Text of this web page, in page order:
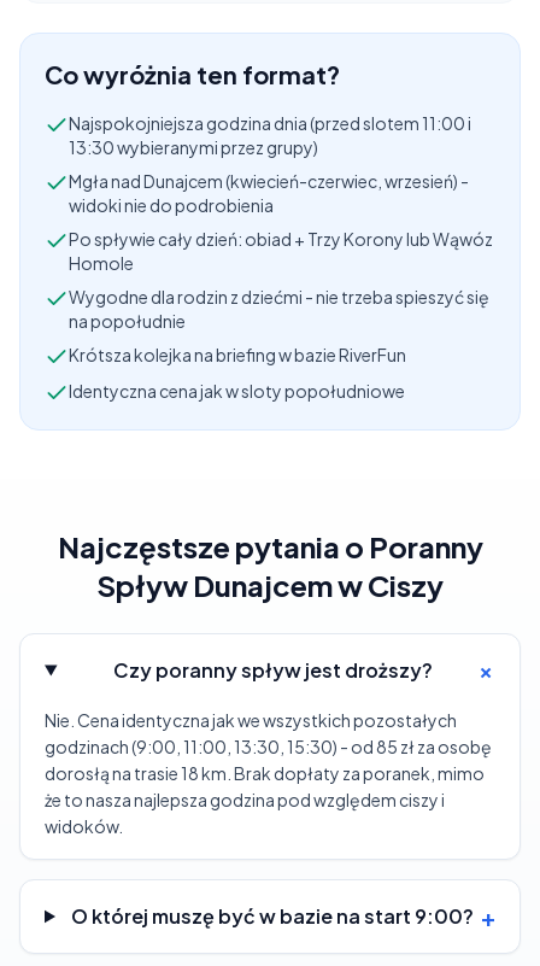
Co wyróżnia ten format?
Najspokojniejsza godzina dnia (przed slotem 11:00 i
13:30 wybieranymi przez grupy)
Mgła nad Dunajcem (kwiecień-czerwiec, wrzesień) -
widoki nie do podrobienia
Po spływie cały dzień: obiad + Trzy Korony lub Wąwóz
Homole
Wygodne dla rodzin z dziećmi - nie trzeba spieszyć się
na popołudnie
Krótsza kolejka na briefing w bazie RiverFun
Identyczna cena jak w sloty popołudniowe
Najczęstsze pytania o Poranny
Spływ Dunajcem w Ciszy
Czy poranny spływ jest droższy? +
Nie. Cena identyczna jak we wszystkich pozostałych
godzinach (9:00, 11:00, 13:30, 15:30) - od 85 zł za osobę
dorosłą na trasie 18 km. Brak dopłaty za poranek, mimo
że to nasza najlepsza godzina pod względem ciszy i
widoków.
O której muszę być w bazie na start 9:00? +